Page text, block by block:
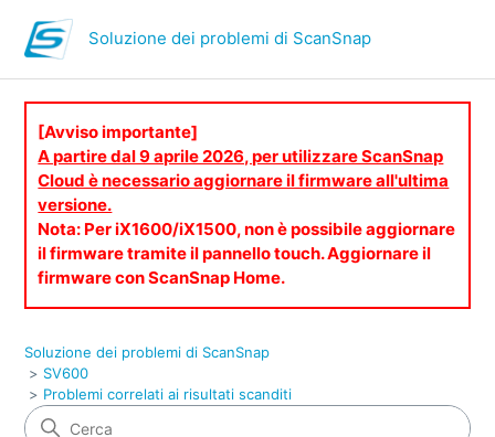
Soluzione dei problemi di ScanSnap
[Avviso importante]
A partire dal 9 aprile 2026, per utilizzare ScanSnap
Cloud è necessario aggiornare il firmware all'ultima
versione.
Nota: Per iX1600/iX1500, non è possibile aggiornare
il firmware tramite il pannello touch. Aggiornare il
firmware con ScanSnap Home.
Soluzione dei problemi di ScanSnap
SV600
Problemi correlati ai risultati scanditi